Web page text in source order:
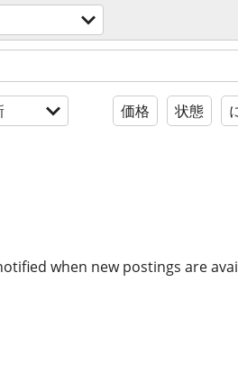
価格 状態
when new postings are